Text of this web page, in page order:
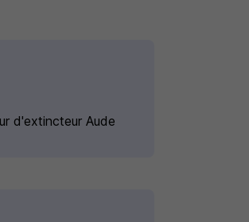
d'extincteur Aude